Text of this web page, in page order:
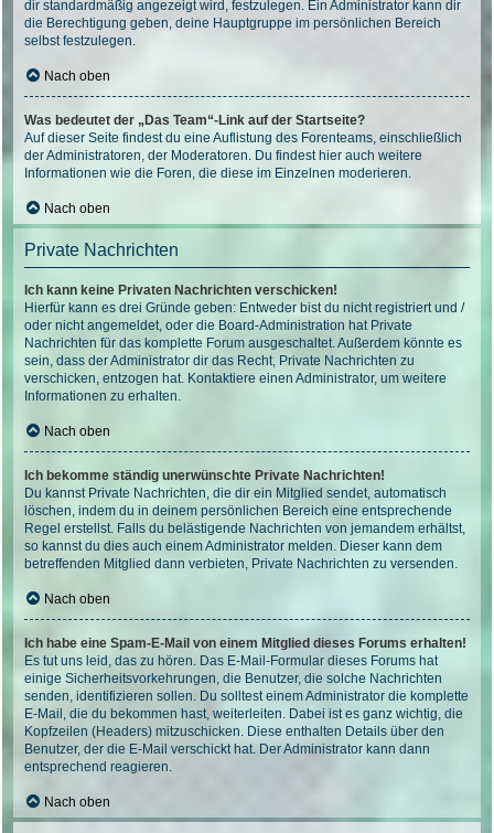
dir standardmäßig angezeigt wird, festzulegen. Ein Administrator kann dir
die Berechtigung geben, deine Hauptgruppe im persönlichen Bereich
selbst festzulegen.
Nach oben
Was bedeutet der „Das Team“-Link auf der Startseite?
Auf dieser Seite findest du eine Auflistung des Forenteams, einschließlich
der Administratoren, der Moderatoren. Du findest hier auch weitere
Informationen wie die Foren, die diese im Einzelnen moderieren.
Nach oben
Private Nachrichten
Ich kann keine Privaten Nachrichten verschicken!
Hierfür kann es drei Gründe geben: Entweder bist du nicht registriert und /
oder nicht angemeldet, oder die Board-Administration hat Private
Nachrichten für das komplette Forum ausgeschaltet. Außerdem könnte es
sein, dass der Administrator dir das Recht, Private Nachrichten zu
verschicken, entzogen hat. Kontaktiere einen Administrator, um weitere
Informationen zu erhalten.
Nach oben
Ich bekomme ständig unerwünschte Private Nachrichten!
Du kannst Private Nachrichten, die dir ein Mitglied sendet, automatisch
löschen, indem du in deinem persönlichen Bereich eine entsprechende
Regel erstellst. Falls du belästigende Nachrichten von jemandem erhältst,
so kannst du dies auch einem Administrator melden. Dieser kann dem
betreffenden Mitglied dann verbieten, Private Nachrichten zu versenden.
Nach oben
Ich habe eine Spam-E-Mail von einem Mitglied dieses Forums erhalten!
Es tut uns leid, das zu hören. Das E-Mail-Formular dieses Forums hat
einige Sicherheitsvorkehrungen, die Benutzer, die solche Nachrichten
senden, identifizieren sollen. Du solltest einem Administrator die komplette
E-Mail, die du bekommen hast, weiterleiten. Dabei ist es ganz wichtig, die
Kopfzeilen (Headers) mitzuschicken. Diese enthalten Details über den
Benutzer, der die E-Mail verschickt hat. Der Administrator kann dann
entsprechend reagieren.
Nach oben